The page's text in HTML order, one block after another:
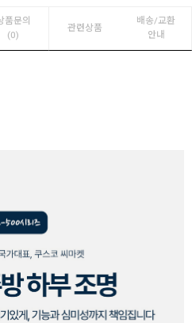
품문의
(0)
관련상품
배송/교환
안내